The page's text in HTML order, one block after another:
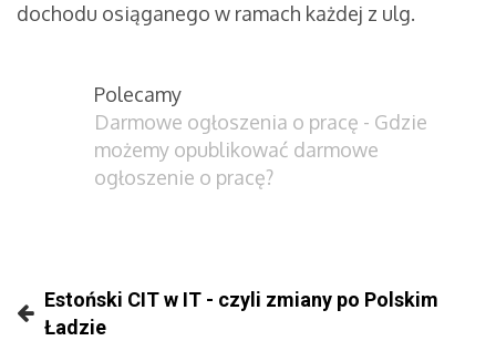
dochodu osiąganego w ramach każdej z ulg.
Polecamy
Darmowe ogłoszenia o pracę - Gdzie
możemy opublikować darmowe
ogłoszenie o pracę?
Estoński CIT w IT - czyli zmiany po Polskim
Ładzie